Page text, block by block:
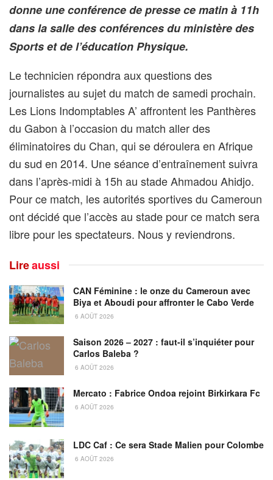
donne une conférence de presse ce matin à 11h
dans la salle des conférences du ministère des
Sports et de l’éducation Physique.
Le technicien répondra aux questions des
journalistes au sujet du match de samedi prochain.
Les Lions Indomptables A’ affrontent les Panthères
du Gabon à l’occasion du match aller des
éliminatoires du Chan, qui se déroulera en Afrique
du sud en 2014. Une séance d’entraînement suivra
dans l’après-midi à 15h au stade Ahmadou Ahidjo.
Pour ce match, les autorités sportives du Cameroun
ont décidé que l’accès au stade pour ce match sera
libre pour les spectateurs. Nous y reviendrons.
Lireaussi
CAN Féminine : le onze du Cameroun avec
Biya et Aboudi pour affronter le Cabo Verde
6 AOÛT 2026
Saison 2026 – 2027 : faut-il s’inquiéter pour
Carlos Baleba ?
6 AOÛT 2026
Mercato : Fabrice Ondoa rejoint Birkirkara Fc
6 AOÛT 2026
LDC Caf : Ce sera Stade Malien pour Colombe
6 AOÛT 2026